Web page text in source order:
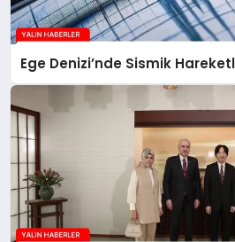
Ege Denizi’nde Sismik